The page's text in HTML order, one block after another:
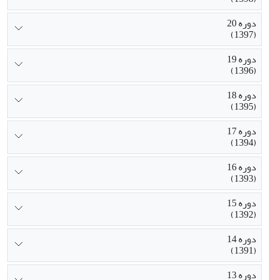
دوره 20
(1397)
دوره 19
(1396)
دوره 18
(1395)
دوره 17
(1394)
دوره 16
(1393)
دوره 15
(1392)
دوره 14
(1391)
دوره 13